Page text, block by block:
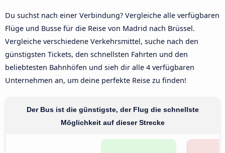
Du suchst nach einer Verbindung? Vergleiche alle verfügbaren
Flüge und Busse für die Reise von Madrid nach Brüssel.
Vergleiche verschiedene Verkehrsmittel, suche nach den
günstigsten Tickets, den schnellsten Fahrten und den
beliebtesten Bahnhöfen und sieh dir alle 4 verfügbaren
Unternehmen an, um deine perfekte Reise zu finden!
Der Bus ist die günstigste, der Flug die schnellste
Möglichkeit auf dieser Strecke